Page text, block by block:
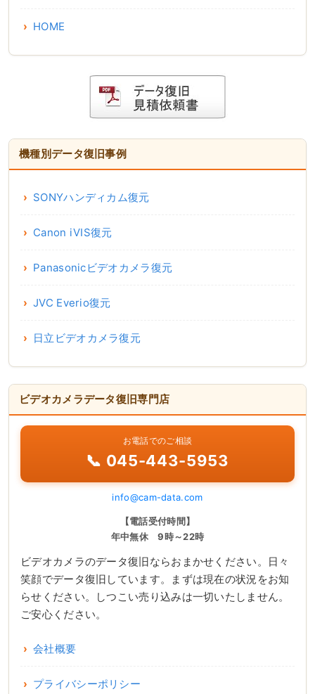
HOME
機種別データ復旧事例
SONYハンディカム復元
Canon iVIS復元
Panasonicビデオカメラ復元
JVC Everio復元
日立ビデオカメラ復元
ビデオカメラデータ復旧専門店
お電話でのご相談
📞 045-443-5953
info@cam-data.com
【電話受付時間】
年中無休 9時～22時
ビデオカメラのデータ復旧ならおまかせください。日々
笑顔でデータ復旧しています。まずは現在の状況をお知
らせください。しつこい売り込みは一切いたしません。
ご安心ください。
会社概要
プライバシーポリシー